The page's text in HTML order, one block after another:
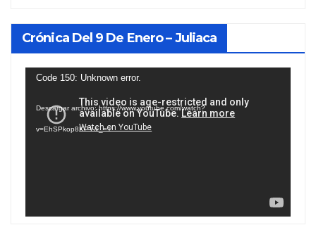
Crónica Del 9 De Enero – Juliaca
Reproductor
vídeo
Code 150: Unknown error.
Descargar archivo: https://www.youtube.com/watch?
v=EhSPkop8KPY&_=1